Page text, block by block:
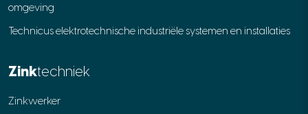
omgeving
Technicus elektrotechnische industriële systemen en installaties
Zinktechniek
Zinkwerker